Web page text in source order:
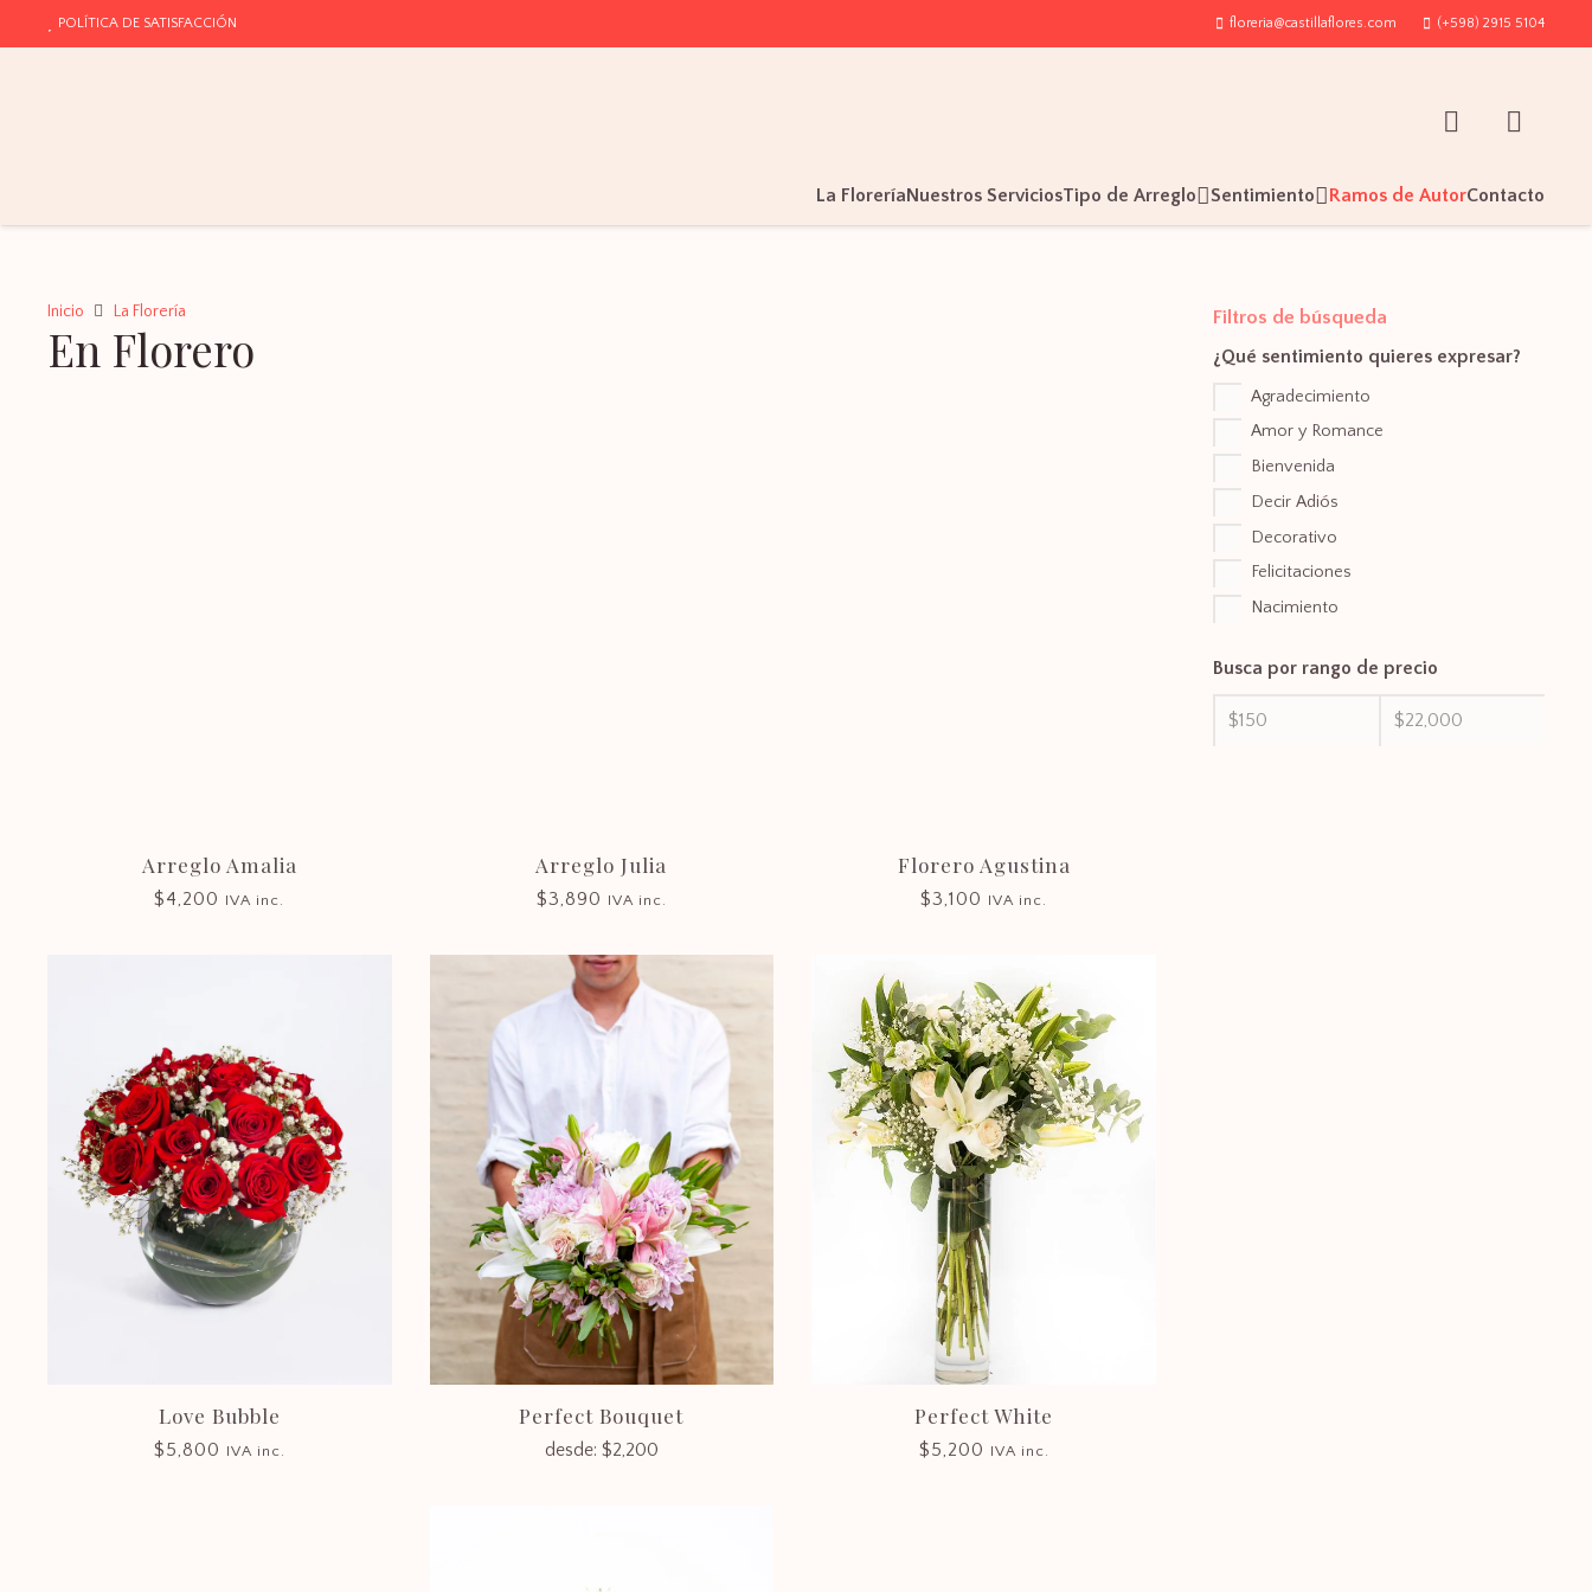
POLÍTICA DE SATISFACCIÓN floreria@castillaflores.com (+598) 2915 5104
La FloreríaNuestros ServiciosTipo de Arreglo Sentimiento Ramos de AutorContacto
Inicio La Florería
En Florero
Arreglo Amalia
$4,200 IVA inc.
Arreglo Julia
$3,890 IVA inc.
Florero Agustina
$3,100 IVA inc.
Love Bubble
$5,800 IVA inc.
Perfect Bouquet
desde: $2,200
Perfect White
$5,200 IVA inc.
Filtros de búsqueda
¿Qué sentimiento quieres expresar?
Agradecimiento
Amor y Romance
Bienvenida
Decir Adiós
Decorativo
Felicitaciones
Nacimiento
Busca por rango de precio